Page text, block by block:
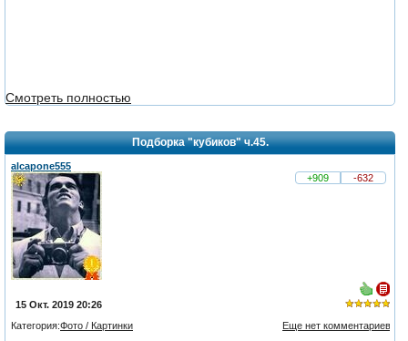
Смотреть полностью
Подборка "кубиков" ч.45.
alcapone555
+909
-632
из 5,
15 Окт. 2019 20:26
Еще нет комментариев
Категория:Фото / Картинки